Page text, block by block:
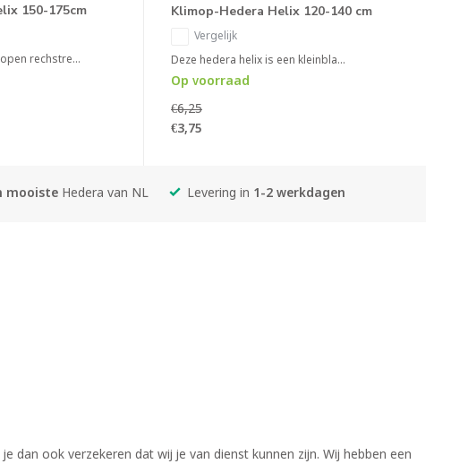
150-175cm
rechstre...
Klimop-Hedera Helix 120-140 cm
Vergelijk
Deze hedera helix is een kleinbla...
Op voorraad
€6,25
€3,75
mooiste Hedera van NL Levering in 1-2 werkdagen
dan ook verzekeren dat wij je van dienst kunnen zijn. Wij hebben een